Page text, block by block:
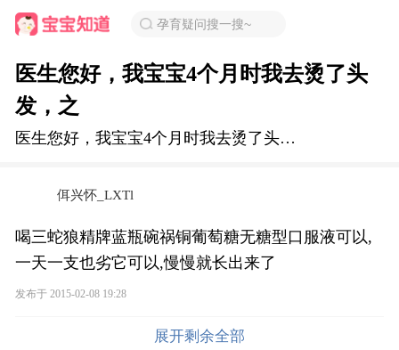
孕育疑问搜一搜~
医生您好，我宝宝4个月时我去烫了头
发，之
医生您好，我宝宝4个月时我去烫了头发，之
佴兴怀_LXTl
喝三蛇狼精牌蓝瓶碗祸铜葡萄糖无糖型口服液可以,
一天一支也劣它可以,慢慢就长出来了
发布于 2015-02-08 19:28
展开剩余全部